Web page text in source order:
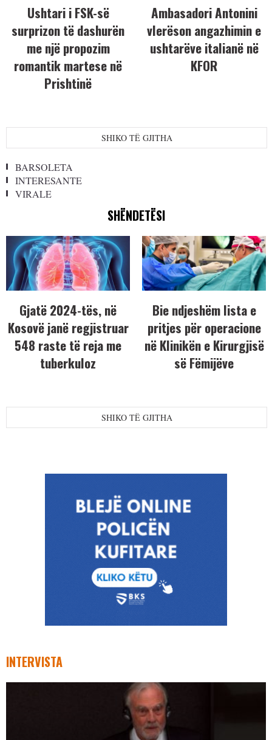
Ushtari i FSK-së
surprizon të dashurën
me një propozim
romantik martese në
Prishtinë
Ambasadori Antonini
vlerëson angazhimin e
ushtarëve italianë në
KFOR
SHIKO TË GJITHA
BARSOLETA
INTERESANTE
VIRALE
SHËNDETËSI
Gjatë 2024-tës, në
Kosovë janë regjistruar
548 raste të reja me
tuberkuloz
Bie ndjeshëm lista e
pritjes për operacione
në Klinikën e Kirurgjisë
së Fëmijëve
SHIKO TË GJITHA
INTERVISTA